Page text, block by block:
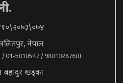
नेपाल
/ 01-5010547 / 9801028760)
बहादुर खड्का